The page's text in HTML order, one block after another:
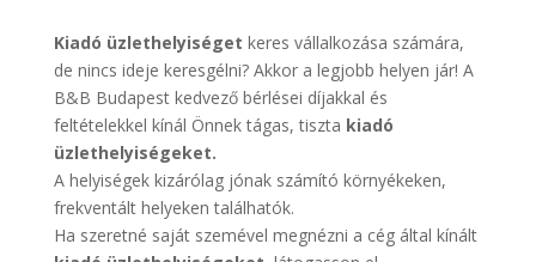
Kiadó üzlethelyiséget keres vállalkozása számára,
de nincs ideje keresgélni? Akkor a legjobb helyen jár! A
B&B Budapest kedvező bérlései díjakkal és
feltételekkel kínál Önnek tágas, tiszta kiadó
üzlethelyiségeket.
A helyiségek kizárólag jónak számító környékeken,
frekventált helyeken találhatók.
Ha szeretné saját szemével megnézni a cég által kínált